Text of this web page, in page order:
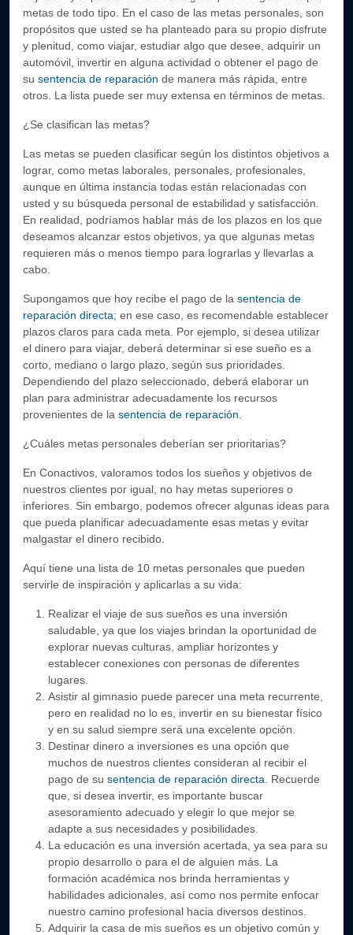
metas de todo tipo. En el caso de las metas personales, son
propósitos que usted se ha planteado para su propio disfrute
y plenitud, como viajar, estudiar algo que desee, adquirir un
automóvil, invertir en alguna actividad o obtener el pago de
su sentencia de reparación de manera más rápida, entre
otros. La lista puede ser muy extensa en términos de metas.
¿Se clasifican las metas?
Las metas se pueden clasificar según los distintos objetivos a
lograr, como metas laborales, personales, profesionales,
aunque en última instancia todas están relacionadas con
usted y su búsqueda personal de estabilidad y satisfacción.
En realidad, podríamos hablar más de los plazos en los que
deseamos alcanzar estos objetivos, ya que algunas metas
requieren más o menos tiempo para lograrlas y llevarlas a
cabo.
Supongamos que hoy recibe el pago de la sentencia de
reparación directa; en ese caso, es recomendable establecer
plazos claros para cada meta. Por ejemplo, si desea utilizar
el dinero para viajar, deberá determinar si ese sueño es a
corto, mediano o largo plazo, según sus prioridades.
Dependiendo del plazo seleccionado, deberá elaborar un
plan para administrar adecuadamente los recursos
provenientes de la sentencia de reparación
¿Cuáles metas personales deberían ser prioritarias?
En Conactivos, valoramos todos los sueños y objetivos de
nuestros clientes por igual, no hay metas superiores o
inferiores. Sin embargo, podemos ofrecer algunas ideas para
que pueda planificar adecuadamente esas metas y evitar
malgastar el dinero recibido.
Aquí tiene una lista de 10 metas personales que pueden
servirle de inspiración y aplicarlas a su vida:
Realizar el viaje de sus sueños es una inversión
saludable, ya que los viajes brindan la oportunidad de
explorar nuevas culturas, ampliar horizontes y
establecer conexiones con personas de diferentes
lugares.
Asistir al gimnasio puede parecer una meta recurrente,
pero en realidad no lo es, invertir en su bienestar físico
y en su salud siempre será una excelente opción.
Destinar dinero a inversiones es una opción que
muchos de nuestros clientes consideran al recibir el
pago de su sentencia de reparación directa . Recuerde
que, si desea invertir, es importante buscar
asesoramiento adecuado y elegir lo que mejor se
adapte a sus necesidades y posibilidades.
La educación es una inversión acertada, ya sea para su
propio desarrollo o para el de alguien más. La
formación académica nos brinda herramientas y
habilidades adicionales, así como nos permite enfocar
nuestro camino profesional hacia diversos destinos.
Adquirir la casa de mis sueños es un objetivo común y